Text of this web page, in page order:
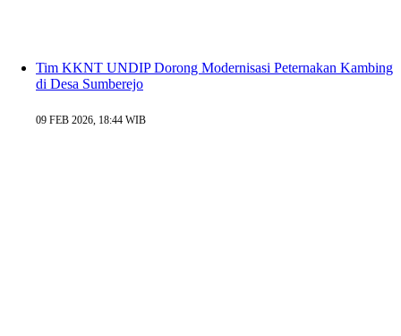
Tim KKNT UNDIP Dorong Modernisasi Peternakan Kambing
di Desa Sumberejo
09 FEB 2026, 18:44 WIB